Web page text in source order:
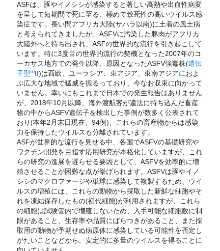
ASFは、豚やイノシシが感染すると著しい高熱や出血性病変
を呈して短期間で死に至る、極めて致死性の高いウイルス感
染症です。長い間アフリカ大陸(サハラ以南)に土着の風土病
と考えられてきましたが、ASFVに汚染した豚肉がアフリカ
大陸外へと持ち出され、ASFの世界的な流行を引き起こして
います。特に3度目の世界的流行の契機となった2007年のコ
ーカサス地方での発生以降、原因となったASFV強毒株(遺伝
子型6)II)は西欧、ユーラシア、東アジア、東南アジアにおよ
ぶ広大な地域で猛威を振るっており、今なお収束に向かって
いません。幸いにもこれまで日本での発生報告はありません
が、2018年10月以降、海外渡航客が違法に持ち込んだ畜産
物の中からASFV遺伝子を検出した事例が数多く公表されて
おり(本年2月末日現在、94例)、これらの畜産物からは感染
力を保持したウイルスも分離されています。
ASFが世界的な流行を見せる中、各国でASFVの基礎研究や
ワクチン開発を目指す応用研究が本格化していますが、これ
らの研究の進展を遅らせる要因として、ASFVを効率的に増
殖させることが困難な点が挙げられます。ASFVは豚やイノ
シシのマクロファージや単球に感染して複製するため、ウイ
ルスの増殖には、これらの動物から採取した新鮮な細胞やそ
れを凍結保存したもの(初代細胞)が利用されますが、これら
の細胞は試験管内で増殖しないため、入手可能な細胞数に制
限があること、生存率や品質にばらつきがあること、また採
取用の動物が予期せぬ病原体に感染している可能性を否定し
がたいことなどから、安定的に多量のウイルスを得ることに